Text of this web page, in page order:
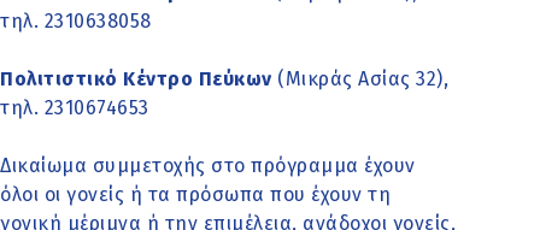
τηλ. 2310638058
Πολιτιστικό Κέντρο Πεύκων (Μικράς Ασίας 32),
τηλ. 2310674653
Δικαίωμα συμμετοχής στο πρόγραμμα έχουν
όλοι οι γονείς ή τα πρόσωπα που έχουν τη
γονική μέριμνα ή την επιμέλεια, ανάδοχοι γονείς,